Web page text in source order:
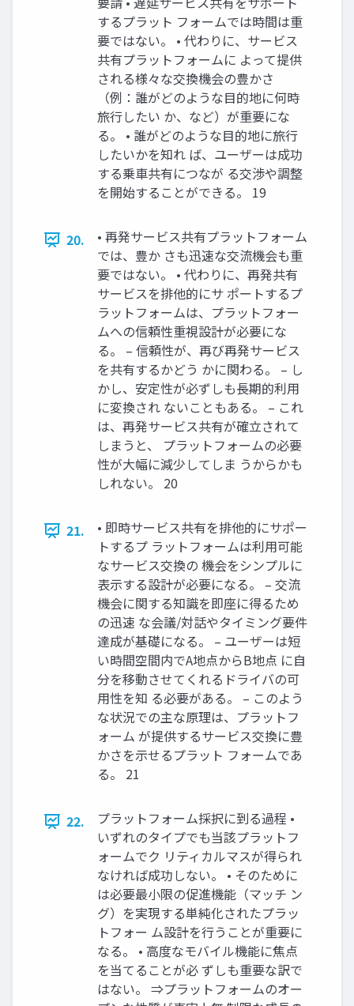
するプラット フォームでは時間は重
要ではない。 • 代わりに、サービス
共有プラットフォームに よって提供
される様々な交換機会の豊かさ
（例：誰がどのような目的地に何時
旅行したい か、など）が重要にな
る。 • 誰がどのような目的地に旅行
したいかを知れ ば、ユーザーは成功
する乗車共有につなが る交渉や調整
を開始することができる。 19
20.
• 再発サービス共有プラットフォーム
では、豊か さも迅速な交流機会も重
要ではない。 • 代わりに、再発共有
サービスを排他的にサ ポートするプ
ラットフォームは、プラットフォー
ムへの信頼性重視設計が必要にな
る。 – 信頼性が、再び再発サービス
を共有するかどう かに関わる。 – し
かし、安定性が必ずしも長期的利用
に変換され ないこともある。 – これ
は、再発サービス共有が確立されて
しまうと、 プラットフォームの必要
性が大幅に減少してしま うからかも
しれない。 20
21.
• 即時サービス共有を排他的にサポー
トするプ ラットフォームは利用可能
なサービス交換の 機会をシンプルに
表示する設計が必要になる。 – 交流
機会に関する知識を即座に得るため
の迅速 な会議/対話やタイミング要件
達成が基礎になる。 – ユーザーは短
い時間空間内でA地点からB地点 に自
分を移動させてくれるドライバの可
用性を知 る必要がある。 – このよう
な状況での主な原理は、プラットフ
ォーム が提供するサービス交換に豊
かさを示せるプラット フォームであ
る。 21
22.
プラットフォーム採択に到る過程 •
いずれのタイプでも当該プラットフ
ォームでク リティカルマスが得られ
なければ成功しない。 • そのために
は必要最小限の促進機能（マッチ ン
グ）を実現する単純化されたプラッ
トフォー ム設計を行うことが重要に
なる。 • 高度なモバイル機能に焦点
を当てることが必 ずしも重要な訳で
はない。 ⇒プラットフォームのオー